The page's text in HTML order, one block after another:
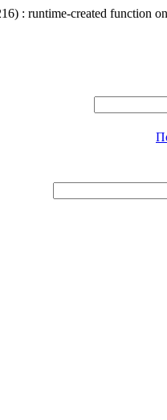
: runtime-created function